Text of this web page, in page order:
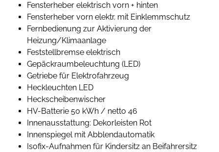
Fensterheber elektrisch vorn + hinten
Fensterheber vorn elektr. mit Einklemmschutz
Fernbedienung zur Aktivierung der
Heizung/Klimaanlage
Feststellbremse elektrisch
Gepäckraumbeleuchtung (LED)
Getriebe für Elektrofahrzeug
Heckleuchten LED
Heckscheibenwischer
HV-Batterie 50 kWh / netto 46
Innenausstattung: Dekorleisten Rot
Innenspiegel mit Abblendautomatik
Isofix-Aufnahmen für Kindersitz an Beifahrersitz